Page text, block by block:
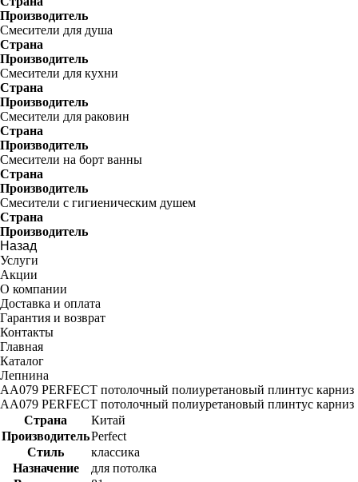
Производитель
Смесители для душа
Страна
Производитель
Смесители для кухни
Страна
Производитель
Смесители для раковин
Страна
Производитель
Смесители на борт ванны
Страна
Производитель
Смесители с гигиеническим душем
Страна
Производитель
Назад
Услуги
Акции
О компании
Доставка и оплата
Гарантия и возврат
Контакты
Главная
Каталог
Лепнина
AA079 PERFECT потолочный полиуретановый плинтус карниз
AA079 PERFECT потолочный полиуретановый плинтус карниз
Страна
Китай
ПроизводительPerfect
Стиль
классика
Назначение
для потолка